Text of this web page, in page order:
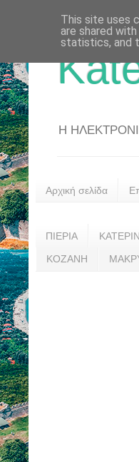
Η
Αρχική σελίδα
ΠΙΕΡΙΑ
ΚΟΖΑΝΗ
This site uses
are shared
statistics, and